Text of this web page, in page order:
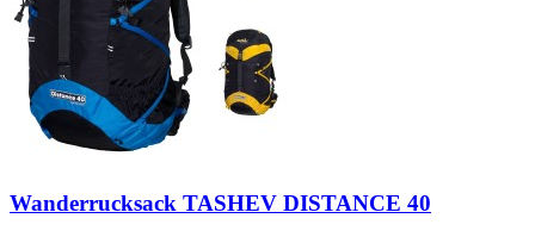
Wanderrucksack TASHEV DISTANCE 40